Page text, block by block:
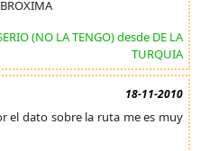
(NO LA TENGO) desde DE LA
TURQUIA
18-11-2010
el dato sobre la ruta me es muy